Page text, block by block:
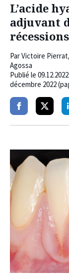
L’acide
adjuvant
ParVictoire Pierrat,
Agossa
Publié le 09.12.2022
décembre 2022
Partager